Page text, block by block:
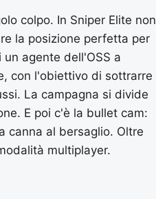
colpo. In Sniper Elite non
la posizione perfetta per
agente dell'OSS a
con l'obiettivo di sottrarre
La campagna si divide
E poi c'è la bullet cam:
canna al bersaglio. Oltre
multiplayer.